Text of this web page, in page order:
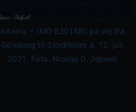
Artania – IMO 8201480 på vej fra
Göteborg til Stockholm d. 12. juli
2021. Foto: Nicolaj D. Jepsen